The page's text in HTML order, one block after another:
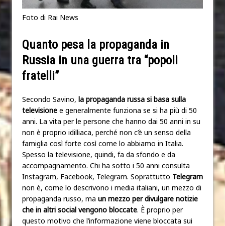
Foto di Rai News
Quanto pesa la propaganda in
Russia in una guerra tra “popoli
fratelli”
Secondo Savino, la propaganda russa si basa sulla
televisione e generalmente funziona se si ha più di 50
anni. La vita per le persone che hanno dai 50 anni in su
non è proprio idilliaca, perché non c’è un senso della
famiglia così forte così come lo abbiamo in Italia.
Spesso la televisione, quindi, fa da sfondo e da
accompagnamento. Chi ha sotto i 50 anni consulta
Instagram, Facebook, Telegram. Soprattutto Telegram
non è, come lo descrivono i media italiani, un mezzo di
propaganda russo, ma un mezzo per divulgare notizie
che in altri social vengono bloccate. È proprio per
questo motivo che l’informazione viene bloccata sui